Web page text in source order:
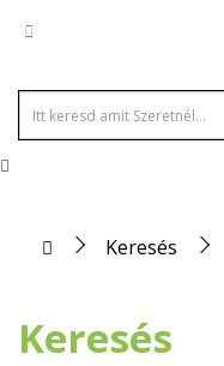
Keresés
Keresés